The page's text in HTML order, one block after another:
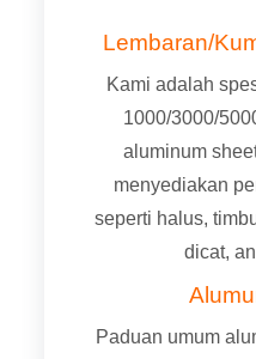
Lembaran/
Kami adalah
1000/3000/
aluminum
menyediakan
seperti halus,
dicat,
Paduan umum